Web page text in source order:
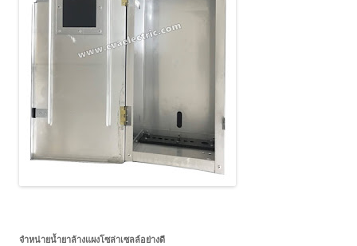
จำหน่ายน้ำยาล้างแผงโซล่าเซลล์อย่างดี